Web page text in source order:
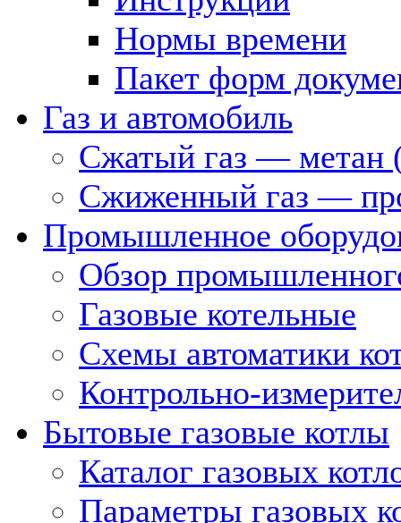
Нормы времени
Пакет форм
Газ и автомобиль
Сжатый газ — метан
Сжиженный газ —
Промышленное
Обзор
Газовые котельные
Схемы автоматики
Контрольно-
Бытовые газовые котлы
Каталог газовых
Параметры газовых